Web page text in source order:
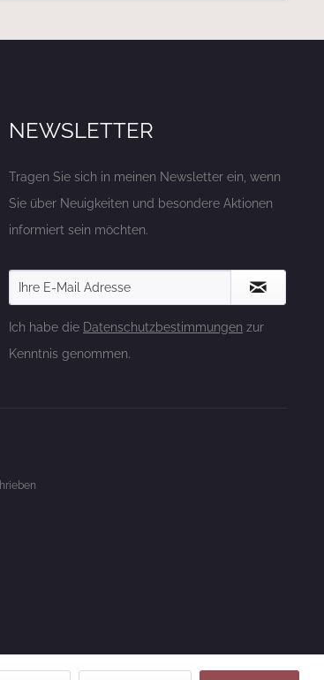
NEWSLETTER
Tragen Sie sich in meinen Newsletter ein, wenn
Sie über Neuigkeiten und besondere Aktionen
informiert sein möchten.
Ich habe die Datenschutzbestimmungen zur
Kenntnis genommen.